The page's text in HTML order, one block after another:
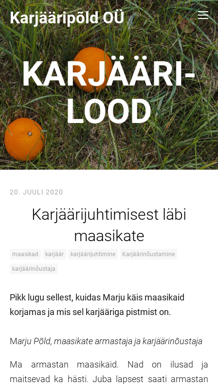
Karjääripõld OÜ
KARJÄÄRI-
LOOD
20. JUULI 2020
Karjäärijuhtimisest läbi
maasikate
maasikad karjäär karjäärijuhtimine Karjäärinõustamine
karjäärinõustaja
Pikk lugu sellest, kuidas Marju käis maasikaid
korjamas ja mis sel karjääriga pistmist on.
Marju Põld, maasikate armastaja ja karjäärinõustaja
Ma armastan maasikaid. Nad on ilusad ja
maitsevad ka hästi. Juba lapsest saati armastan